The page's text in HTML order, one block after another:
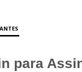
para